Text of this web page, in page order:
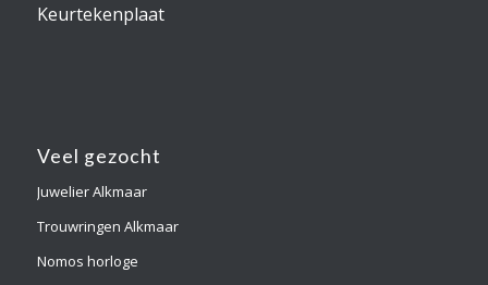
Keurtekenplaat
Veel gezocht
Juwelier Alkmaar
Trouwringen Alkmaar
Nomos horloge